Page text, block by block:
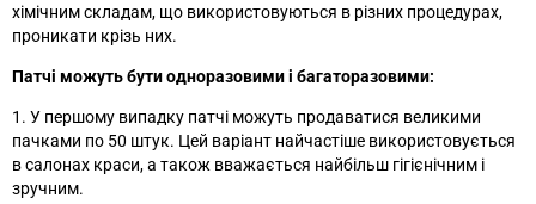
хімічним складам, що використовуються в різних процедурах,
проникати крізь них.
Патчі можуть бути одноразовими і багаторазовими:
1. У першому випадку патчі можуть продаватися великими
пачками по 50 штук. Цей варіант найчастіше використовується
в салонах краси, а також вважається найбільш гігієнічним і
зручним.